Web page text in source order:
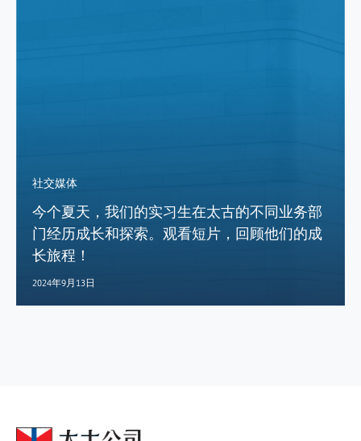
社交媒体
今个夏天，我们的实习生在太古的不同业务部
门经历成长和探索。观看短片，回顾他们的成
长旅程！
2024年9月13日